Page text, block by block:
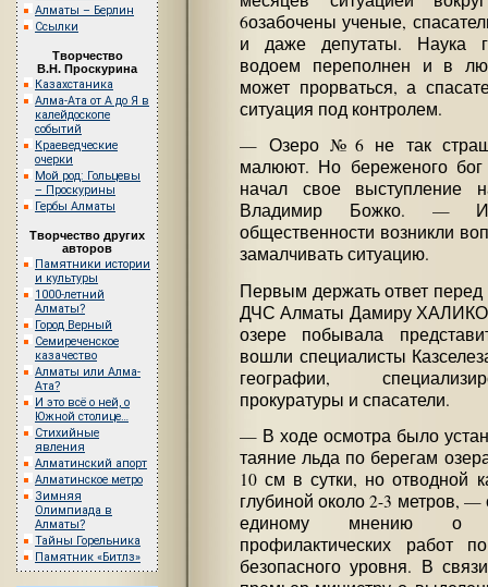
Алматы – Берлин
Ссылки
Творчество
В.Н. Проскурина
Казахстаника
Алма-Ата от А до Я в
калейдоскопе
событий
Краеведческие
очерки
Мой род: Гольцевы
– Проскурины
Гербы Алматы
Творчество других
авторов
Памятники истории
и культуры
1000-летний
Алматы?
Город Верный
Семиреченское
казачество
Алматы или Алма-
Ата?
И это всё о ней, о
Южной столице…
Стихийные
явления
Алматинский апорт
Алматинское метро
Зимняя
Олимпиада в
Алматы?
Тайны Горельника
Памятник «Битлз»
6озабочены ученые,
и даже депутаты. Наука
водоем переполнен и в
может прорваться, а
ситуация под контролем.
— Озеро №6 не так
малюют. Но береженого
начал свое выступление
Владимир Божко. —
общественности возникли
замалчивать ситуацию.
Первым держать ответ
ДЧС Алматы Дамиру
озере побывала
вошли специалисты
географии,
прокуратуры и спасатели.
— В ходе осмотра было
таяние льда по берегам
10 см в сутки, но отводной
глубиной около 2-3 метров,
единому мнению о
профилактических
безопасного уровня. В